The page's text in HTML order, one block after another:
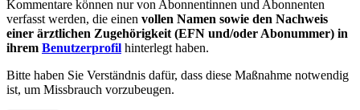
Kommentare können nur von Abonnentinnen und Abonnenten
verfasst werden, die einen vollen Namen sowie den Nachweis
einer ärztlichen Zugehörigkeit (EFN und/oder Abonummer) in
ihrem Benutzerprofil hinterlegt haben.
Bitte haben Sie Verständnis dafür, dass diese Maßnahme notwendig
ist, um Missbrauch vorzubeugen.